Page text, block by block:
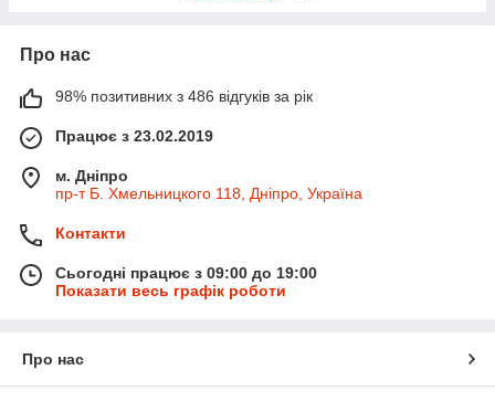
Про нас
98% позитивних з 486 відгуків за рік
Працює з 23.02.2019
м. Дніпро
пр-т Б. Хмельницкого 118, Дніпро, Україна
Контакти
Сьогодні працює з 09:00 до 19:00
Показати весь графік роботи
Про нас